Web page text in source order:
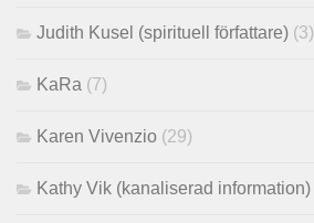
Judith Kusel (spirituell författare) (3)
KaRa (7)
Karen Vivenzio (29)
Kathy Vik (kanaliserad information)